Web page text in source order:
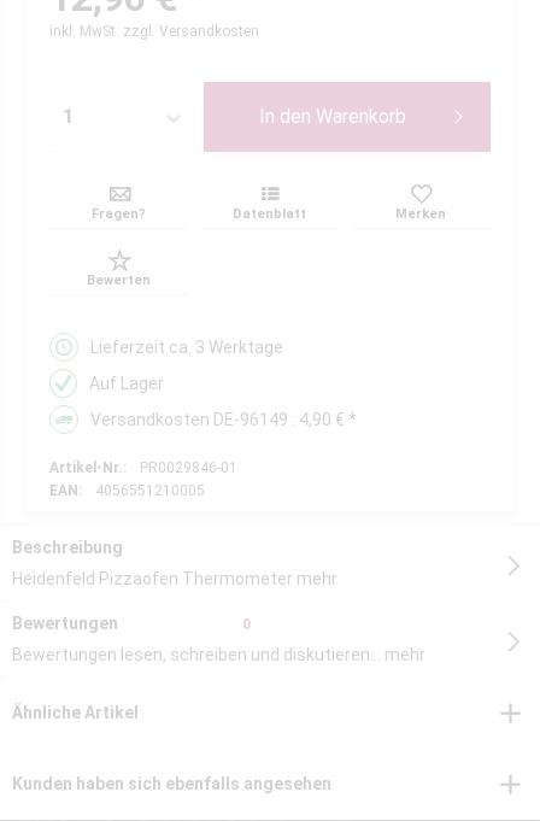
inkl. MwSt. zzgl. Versandkosten
In den Warenkorb
Fragen? Datenblatt Merken
Bewerten
Lieferzeit ca. 3 Werktage
Auf Lager
Versandkosten DE-96149 : 4,90 € *
Artikel-Nr.:
PR0029846-01
EAN:
4056551210005
Beschreibung
Heidenfeld Pizzaofen Thermometer mehr
Bewertungen 0
Bewertungen lesen, schreiben und diskutieren... mehr
Ähnliche Artikel
Kunden haben sich ebenfalls angesehen